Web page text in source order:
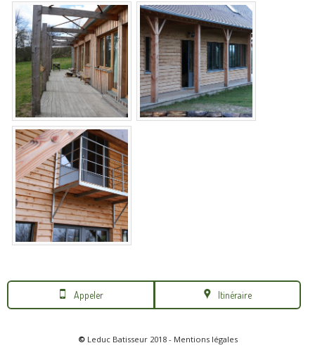
Appeler Itinéraire
© Leduc Batisseur 2018 - Mentions légales